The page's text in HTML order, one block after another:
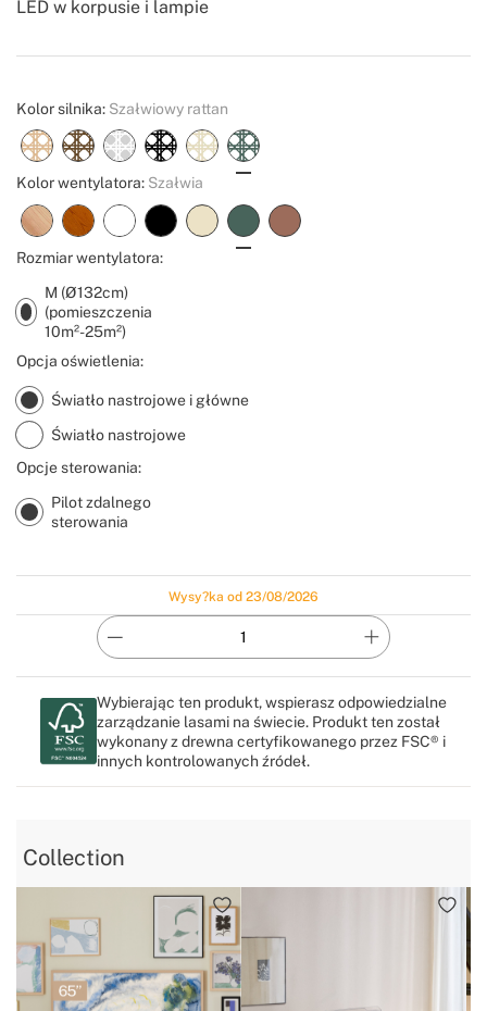
LED w korpusie i lampie
Create
Kolor silnika: Szałwiowy rattan
Kolor wentylatora: Szałwia
Rozmiar wentylatora:
M (Ø132cm)
(pomieszczenia
10m²-25m²)
Opcja oświetlenia:
Światło nastrojowe i główne
Światło nastrojowe
Opcje sterowania:
Pilot zdalnego
sterowania
Wybierając ten produkt, wspierasz odpowiedzialne
zarządzanie lasami na świecie. Produkt ten został
wykonany z drewna certyfikowanego przez FSC® i
innych kontrolowanych źródeł.
Wysy?ka od 23/08/2026
Collection